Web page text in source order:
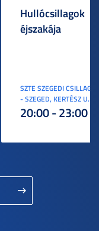
Hullócsillagok
éjszakája
SZTE SZEGEDI
- SZEGED, KERTÉSZ U. 3.
20:00 - 23:00